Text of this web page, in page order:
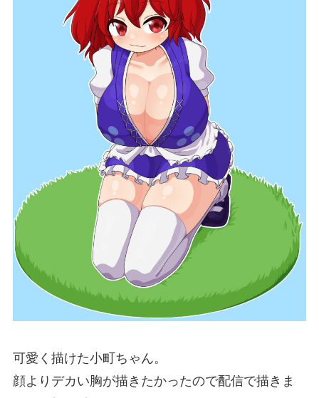
可愛く描けた小町ちゃん。
顔よりデカい胸が描きたかったので配信で描きま